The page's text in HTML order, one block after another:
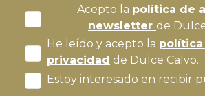
Acepto la política de
newsletter de
He leído y acepto la política
privacidad de Dulce Calvo.
Estoy interesado en recibir